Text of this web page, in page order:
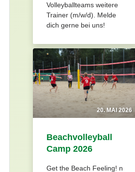
Volleyballteams weitere
Trainer (m/w/d). Melde
dich gerne bei uns!
20. MAI 2026
Beachvolleyball
Camp 2026
Get the Beach Feeling! n